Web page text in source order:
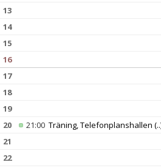
13
14
15
16
17
18
19
20
21:00 Träning, Telefonplanshallen
21
22